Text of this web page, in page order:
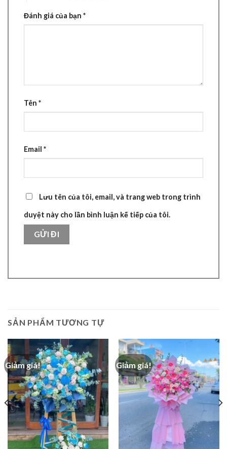
Đánh giá của bạn *
Tên *
Email *
Lưu tên của tôi, email, và trang web trong trình
duyệt này cho lần bình luận kế tiếp của tôi.
SẢN PHẨM TƯƠNG TỰ
Giảm giá! Giảm giá!